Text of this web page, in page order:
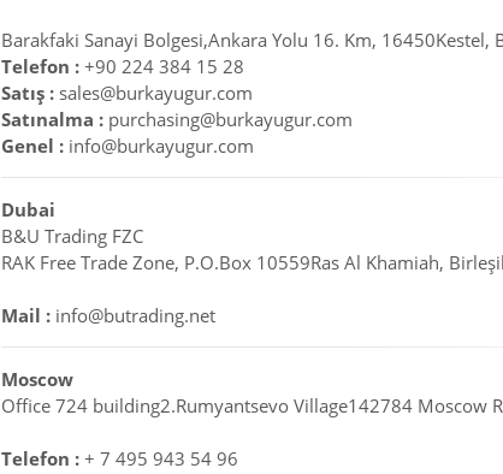
Barakfaki Sanayi Bolgesi,Ankara Yolu 16. Km, 16450Kestel,
Telefon :+90 224 384 15 28
Satış :sales@burkayugur.com
Satınalma : purchasing@burkayugur.com
Genel : info@burkayugur.com
Dubai
B&U Trading FZC
RAK Free Trade Zone, P.O.Box 10559Ras Al Khamiah,
Mail : info@butrading.net
Moscow
Office 724 building2.Rumyantsevo Village142784 Moscow
Telefon :+ 7 495 943 54 96